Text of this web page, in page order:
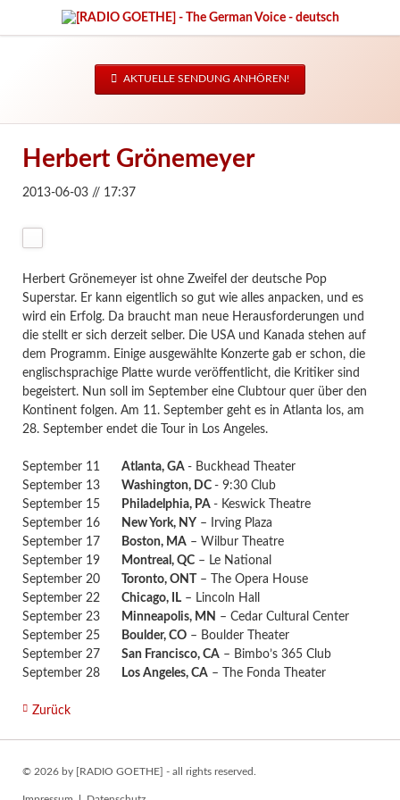
AKTUELLE SENDUNG ANHÖREN!
Herbert Grönemeyer
2013-06-03 // 17:37
Herbert Grönemeyer ist ohne Zweifel der deutsche Pop
Superstar. Er kann eigentlich so gut wie alles anpacken, und es
wird ein Erfolg. Da braucht man neue Herausforderungen und
die stellt er sich derzeit selber. Die USA und Kanada stehen auf
dem Programm. Einige ausgewählte Konzerte gab er schon, die
englischsprachige Platte wurde veröffentlicht, die Kritiker sind
begeistert. Nun soll im September eine Clubtour quer über den
Kontinent folgen. Am 11. September geht es in Atlanta los, am
28. September endet die Tour in Los Angeles.
September 11 Atlanta, GA - Buckhead Theater
September 13 Washington, DC - 9:30 Club
September 15
Philadelphia, PA - Keswick Theatre
September 16
New York, NY– Irving Plaza
September 17
Boston, MA– Wilbur Theatre
September 19
Montreal, QC– Le National
September 20 Toronto, ONT– The Opera House
September 22 Chicago, IL– Lincoln Hall
September 23
Minneapolis, MN – Cedar Cultural Center
September 25
Boulder, CO– Boulder Theater
September 27 San Francisco, CA– Bimbo’s 365 Club
September 28
Los Angeles, CA– The Fonda Theater
Zurück
© 2026 by [RADIO GOETHE] - all rights reserved.